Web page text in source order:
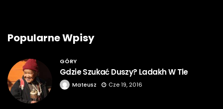
Popularne Wpisy
GÓRY
Gdzie Szukać Duszy? Ladakh W Tle
Mateusz Cze 19, 2016